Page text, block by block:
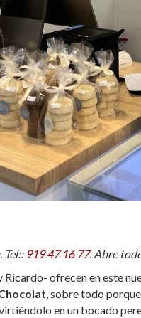
Tel:: 919 47 16 77. Abre
Ricardo- ofrecen en este
, sobre todo
en un bocado